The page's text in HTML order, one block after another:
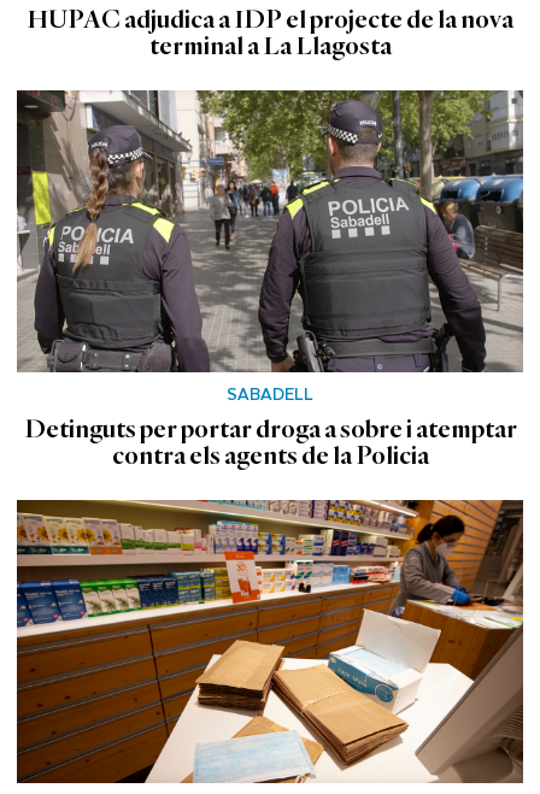
HUPAC adjudica a IDP el projecte de la nova
terminal a La Llagosta
SABADELL
Detinguts per portar droga a sobre i atemptar
contra els agents de la Policia